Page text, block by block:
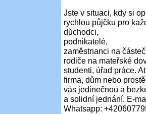
Jste v situaci, kdy si
rychlou půjčku pro
důchodci,
podnikatelé,
zaměstnanci na
rodiče na mateřské
studenti, úřad práce.
firma, dům nebo
vás jedinečnou a
a solidní jednání. E-
Whatsapp: